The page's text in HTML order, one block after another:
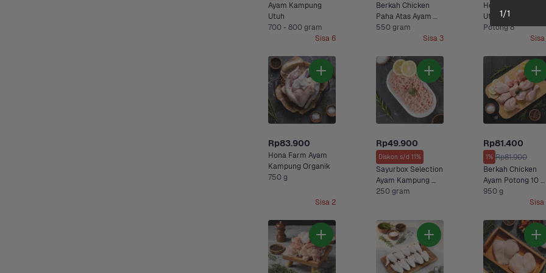
Ayam Kampung
Utuh
700 - 800 gram
Sisa 6
Berkah Chicken
Paha Atas Ayam
Probiotik Organik
550 gram
Sisa 3
Healti Ciken Ayam
Utuh Potong
Probiotik 950
Potong 8
Rp83.900
Hona Farm Ayam
Kampung Organik
750 g
Sisa 2
Rp49.900
Diskon s/d 11%
Sayurbox Selection
Ayam Kampung
Giling
250 gram
Rp81.400
1% Rp81.900
Berkah Chicken
Ayam Potong 10
Probiotik Organik
950 g
Sisa
1/1